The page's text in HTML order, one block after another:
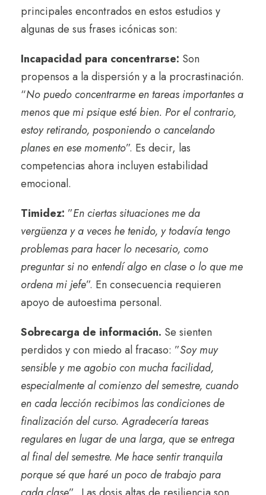
principales encontrados en estos estudios y
algunas de sus frases icónicas son:
Incapacidad para concentrarse: Son
propensos a la dispersión y a la procrastinación.
“No puedo concentrarme en tareas importantes a
menos que mi psique esté bien. Por el contrario,
estoy retirando, posponiendo o cancelando
planes en ese momento”. Es decir, las
competencias ahora incluyen estabilidad
emocional.
Timidez: ”En ciertas situaciones me da
vergüenza y a veces he tenido, y todavía tengo
problemas para hacer lo necesario, como
preguntar si no entendí algo en clase o lo que me
ordena mi jefe”. En consecuencia requieren
apoyo de autoestima personal.
Sobrecarga de información. Se sienten
perdidos y con miedo al fracaso: ”Soy muy
sensible y me agobio con mucha facilidad,
especialmente al comienzo del semestre, cuando
en cada lección recibimos las condiciones de
finalización del curso. Agradecería tareas
regulares en lugar de una larga, que se entrega
al final del semestre. Me hace sentir tranquila
porque sé que haré un poco de trabajo para